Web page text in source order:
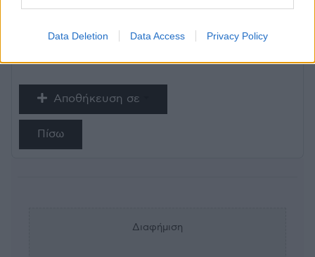
Data Deletion Data Access Privacy Policy
Νταμάρι Τριανδρίας - Θεσ/νίκη
Αποθήκευση σε
Πίσω
Διαφήμιση